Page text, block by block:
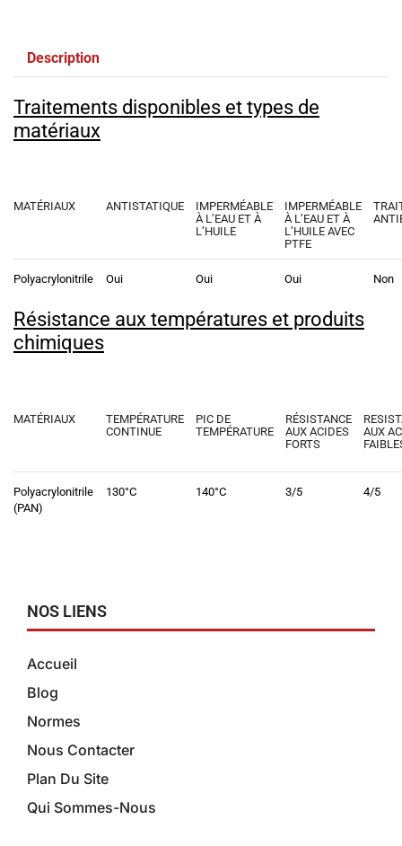
Description
Traitements disponibles et types de
matériaux
MATÉRIAUX ANTISTATIQUE
IMPERMÉABLE
À L’EAU ET À
L’HUILE
IMPERMÉABLE
À L’EAU ET À
L’HUILE AVEC
PTFE
Polyacrylonitrile Oui Oui Oui Non
Résistance aux températures et produits
chimiques
MATÉRIAUX
TEMPÉRATURE
CONTINUE
PIC DE
TEMPÉRATURE
RÉSISTANCE
AUX ACIDES
FORTS
AUX
Polyacrylonitrile
(PAN)
130°C 140°C 3/5 4/5
NOS LIENS
Accueil
Blog
Normes
Nous Contacter
Plan Du Site
Qui Sommes-Nous